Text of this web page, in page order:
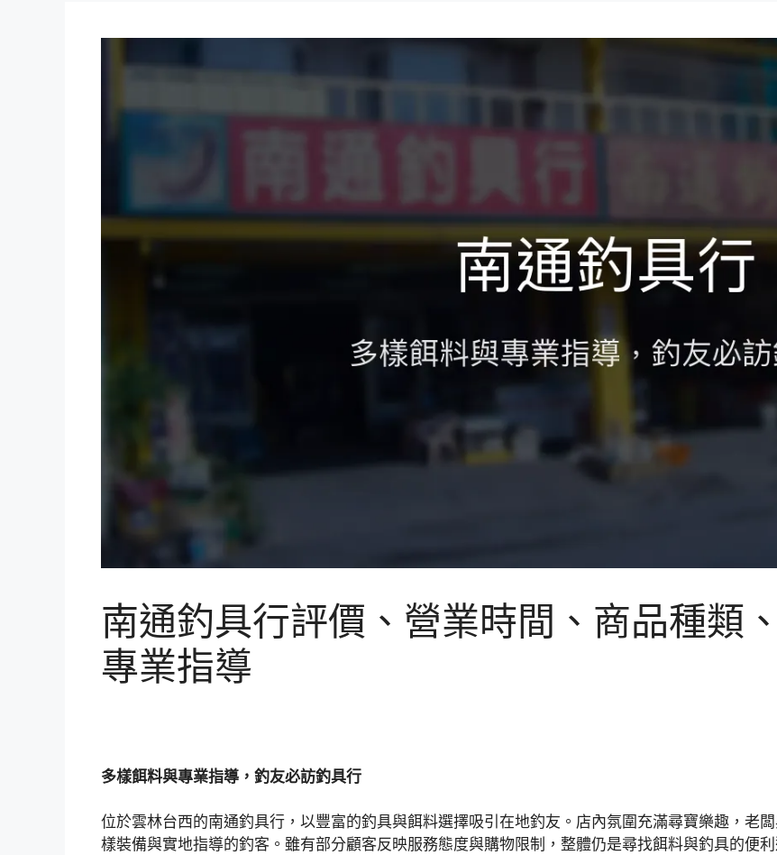
南通釣具行評價、營業時間、商品種類
專業指導
多樣餌料與專業指導，釣友必訪釣具行
位於雲林台西的南通釣具行，以豐富的釣具與餌料選擇吸引在地釣友。店內氛圍充滿尋寶樂趣，老
樣裝備與實地指導的釣客。雖有部分顧客反映服務態度與購物限制，整體仍是尋找餌料與釣具的便利